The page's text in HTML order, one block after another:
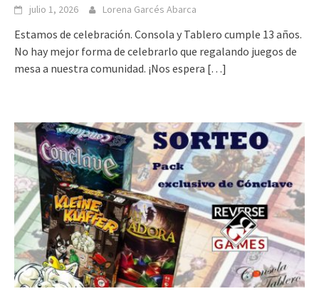
julio 1, 2026 Lorena Garcés Abarca
Estamos de celebración. Consola y Tablero cumple 13 años.
No hay mejor forma de celebrarlo que regalando juegos de
mesa a nuestra comunidad. ¡Nos espera […]